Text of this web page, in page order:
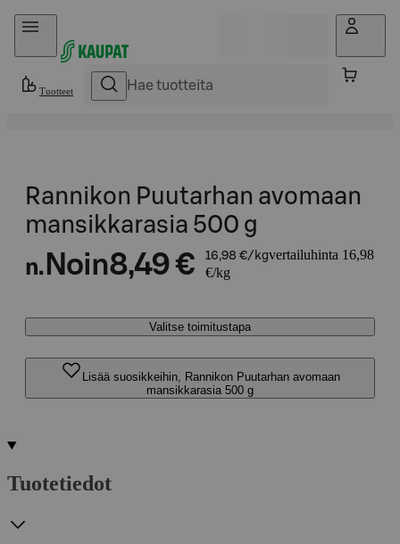
Hyppää sisältöön
Tuotteet
Rannikon Puutarhan avomaan
mansikkarasia 500 g
n. Noin8,49 € 16,98 €/kgvertailuhinta 16,98
€/kg
Valitse toimitustapa
Lisää suosikkeihin, Rannikon Puutarhan avomaan
mansikkarasia 500 g
Tuotetiedot